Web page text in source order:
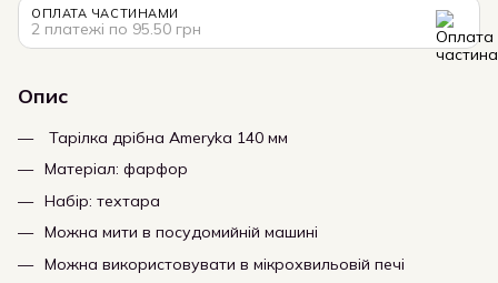
ОПЛАТА ЧАСТИНАМИ
2 платежі по 95.50 грн
Опис
Тарілка дрібна Ameryka 140 мм
Матеріал: фарфор
Набір: техтара
Можна мити в посудомийній машині
Можна використовувати в мікрохвильовій печі